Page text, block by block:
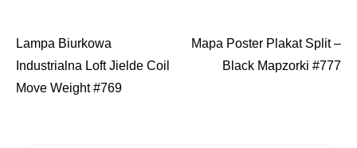
Nawigacja
wpisu
Lampa Biurkowa
Industrialna Loft Jielde Coil
Move Weight #769
Mapa Poster Plakat Split –
Black Mapzorki #777